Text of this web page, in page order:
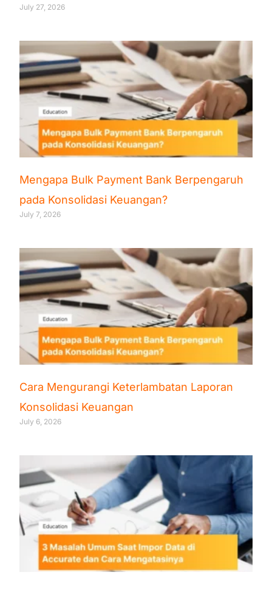
July 27, 2026
Mengapa Bulk Payment Bank Berpengaruh
pada Konsolidasi Keuangan?
July 7, 2026
Cara Mengurangi Keterlambatan Laporan
Konsolidasi Keuangan
July 6, 2026